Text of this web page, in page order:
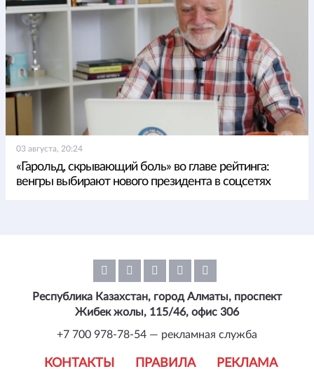
03 августа, 20:24
«Гарольд, скрывающий боль» во главе рейтинга:
венгры выбирают нового президента в соцсетях
КОНТАКТЫ ПРАВИЛА РЕКЛАМА
Республика Казахстан, город Алматы, проспект
Жибек жолы, 115/46, офис 306
+7 700 978-78-54 — рекламная служба